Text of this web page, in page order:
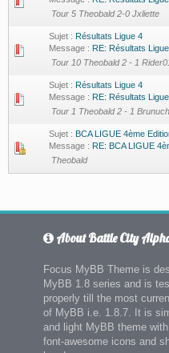
Tour 5 Theobald 2-0 Jxliette
Sujet : Résultats Ligue 4
Message : RE: Résultats
Tour 10 Theobald 2 - 1
Sujet : Résultats Ligue 4
Message : RE: Résultats
Tour 1 Theobald 2 - 1
Sujet : BCA LIGUE 4ème
Message : RE: BCA LIGUE
Theobald
About Battle City
Focus MyBB Theme is
MyBB 1.8 series and is
properly till the most
of MyBB i.e. 1.8.7. It is
and light MyBB theme
font-awesome icons and